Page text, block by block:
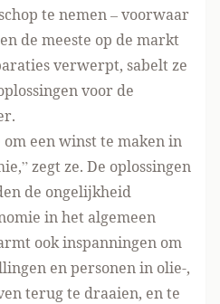
te nemen – voorwaar
de meeste op de markt
verwerpt, sabelt ze
voor de
een winst te maken in
zegt ze. De oplossingen
de ongelijkheid
in het algemeen
ook inspanningen om
en personen in olie-,
terug te draaien, en te